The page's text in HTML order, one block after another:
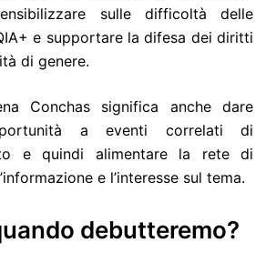
sulle difficoltà delle
e supportare la difesa dei diritti
di genere.
Conchas significa anche dare
a eventi correlati di
e quindi alimentare la rete di
e l’interesse sul tema.
debutteremo?